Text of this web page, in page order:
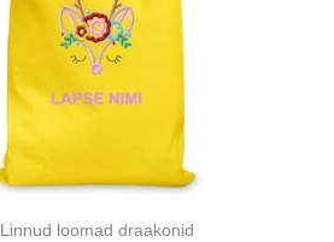
Linnud loomad draakonid